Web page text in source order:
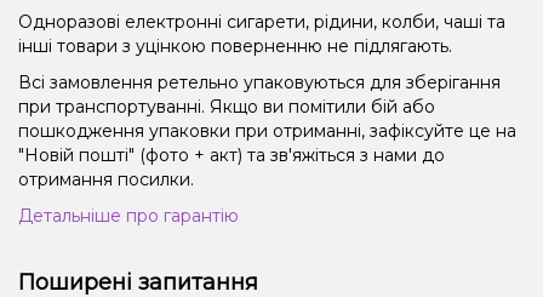
Одноразові електронні сигарети, рідини, колби, чаші та
інші товари з уцінкою поверненню не підлягають.
Всі замовлення ретельно упаковуються для зберігання
при транспортуванні. Якщо ви помітили бій або
пошкодження упаковки при отриманні, зафіксуйте це на
"Новій пошті" (фото + акт) та зв'яжіться з нами до
отримання посилки.
Детальніше про гарантію
Поширені запитання